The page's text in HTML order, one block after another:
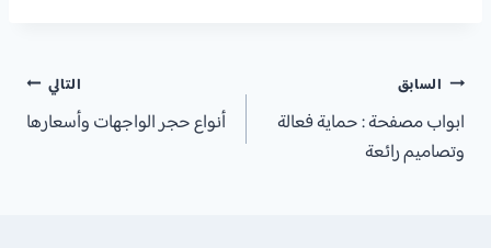
تصفّح
المقالات
السابق
ابواب مصفحة : حماية فعالة
وتصاميم رائعة
التالي
أنواع حجر الواجهات وأسعارها